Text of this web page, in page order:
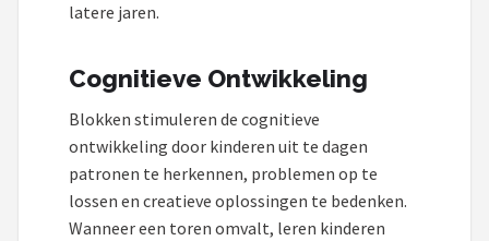
latere jaren.
Cognitieve Ontwikkeling
Blokken stimuleren de cognitieve
ontwikkeling door kinderen uit te dagen
patronen te herkennen, problemen op te
lossen en creatieve oplossingen te bedenken.
Wanneer een toren omvalt, leren kinderen